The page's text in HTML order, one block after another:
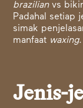
brazilianvs
Padahal setiap
simak
manfaat waxing.
Jenis-